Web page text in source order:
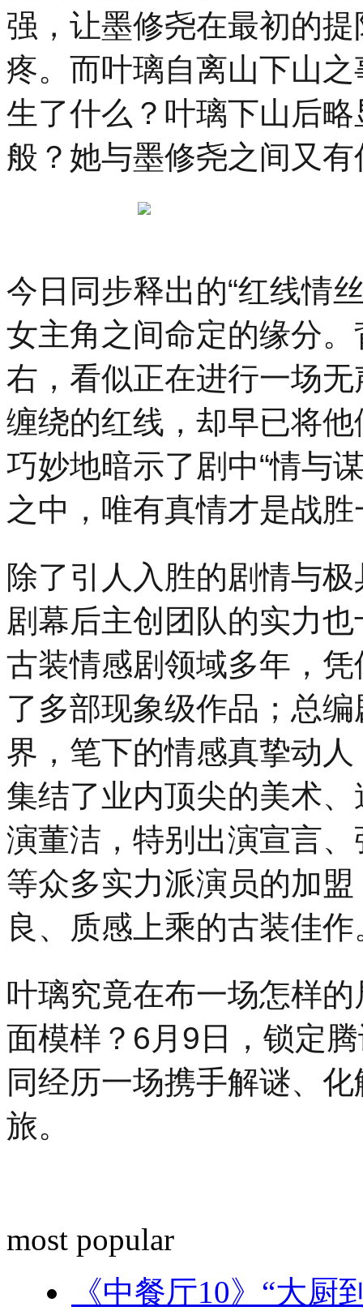
强，让墨修尧在最初的
疼。而叶璃自离山下山
生了什么？叶璃下山后
般？她与墨修尧之间又
今日同步释出的“红线情
女主角之间命定的缘分
右，看似正在进行一场
缠绕的红线，却早已将
巧妙地暗示了剧中“情与
之中，唯有真情才是战
除了引人入胜的剧情与
剧幕后主创团队的实力
古装情感剧领域多年，
了多部现象级作品；总
界，笔下的情感真挚动
集结了业内顶尖的美术
演董洁，特别出演宣言
等众多实力派演员的加
良、质感上乘的古装佳作
叶璃究竟在布一场怎样
面模样？6月9日，锁定
同经历一场携手解谜、
旅。
most popular
《中餐厅10》“大